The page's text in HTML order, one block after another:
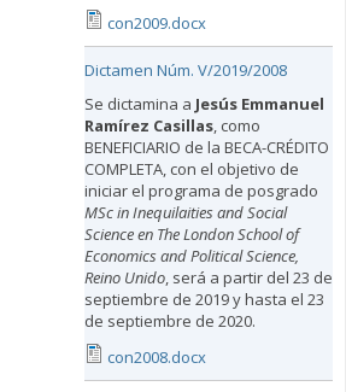
con2009.docx
Dictamen Núm. V/2019/2008
Se dictamina a Jesús Emmanuel
Ramírez Casillas, como
BENEFICIARIO de la BECA-CRÉDITO
COMPLETA, con el objetivo de
iniciar el programa de posgrado
MSc in Inequilaities and Social
Science en The London School of
Economics and Political Science,
Reino Unido, será a partir del 23 de
septiembre de 2019 y hasta el 23
de septiembre de 2020.
con2008.docx